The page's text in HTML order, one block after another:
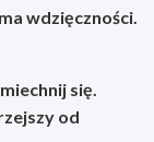
wdzięczności.
się.
od